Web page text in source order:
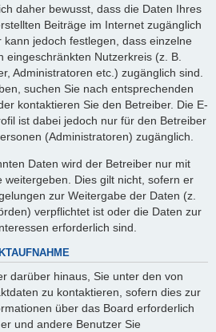
daher bewusst, dass die Daten Ihres
Beiträge im Internet zugänglich
jedoch festlegen, dass einzelne
eingeschränkten Nutzerkreis (z. B.
Administratoren etc.) zugänglich sind.
suchen Sie nach entsprechenden
kontaktieren Sie den Betreiber. Die E-
ist dabei jedoch nur für den Betreiber
(Administratoren) zugänglich.
Daten wird der Betreiber nur mit
weitergeben. Dies gilt nicht, sofern er
zur Weitergabe der Daten (z.
verpflichtet ist oder die Daten zur
erforderlich sind.
darüber hinaus, Sie unter den von
zu kontaktieren, sofern dies zur
über das Board erforderlich
und andere Benutzer Sie